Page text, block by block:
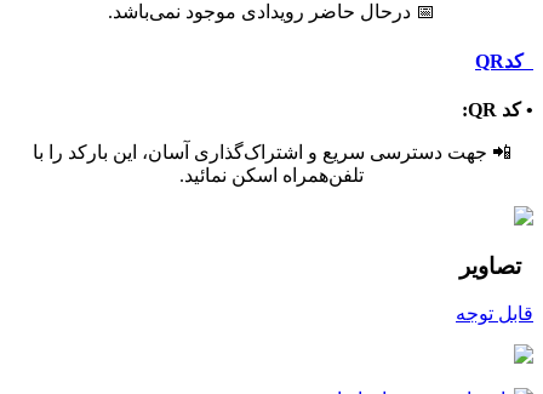
📅 درحال حاضر رویدادی موجود نمی‌باشد.
سریع و اشتراک‌گذاری آسان، این بارکد را با
تلفن‌همراه اسکن نمائید.